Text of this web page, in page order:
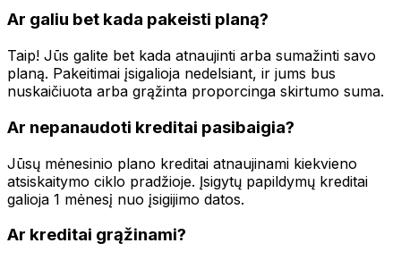
Ar galiu bet kada pakeisti planą?
Taip! Jūs galite bet kada atnaujinti arba sumažinti savo
planą. Pakeitimai įsigalioja nedelsiant, ir jums bus
nuskaičiuota arba grąžinta proporcinga skirtumo suma.
Ar nepanaudoti kreditai pasibaigia?
Jūsų mėnesinio plano kreditai atnaujinami kiekvieno
atsiskaitymo ciklo pradžioje. Įsigytų papildymų kreditai
galioja 1 mėnesį nuo įsigijimo datos.
Ar kreditai grąžinami?